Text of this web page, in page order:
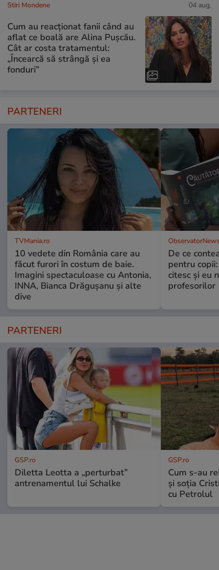
Stiri Mondene 04 aug.
Cum au reacționat fanii când au
aflat ce boală are Alina Pușcău.
Cât ar costa tratamentul:
„Încearcă să strângă și ea
fonduri”
PARTENERI
TVMania.ro
10 vedete din România care au
făcut furori în costum de baie.
Imagini spectaculoase cu Antonia,
INNA, Bianca Drăgușanu și alte
dive
De ce
pentru
citesc și eu
profesorilor
PARTENERI
GSP.ro
Diletta Leotta a „perturbat”
antrenamentul lui Schalke
GSP.ro
Cum s-au
și soția
cu Petrolul